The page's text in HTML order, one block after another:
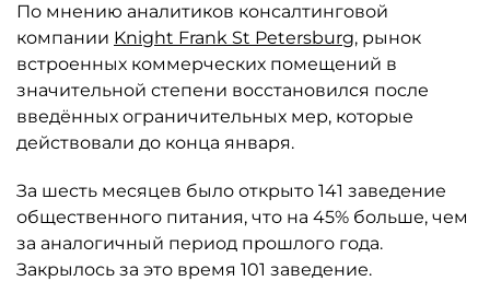
По мнению аналитиков консалтинговой
компании Knight Frank St Petersburg, рынок
встроенных коммерческих помещений в
значительной степени восстановился после
введённых ограничительных мер, которые
действовали до конца января.
За шесть месяцев было открыто 141 заведение
общественного питания, что на 45% больше, чем
за аналогичный период прошлого года.
Закрылось за это время 101 заведение.